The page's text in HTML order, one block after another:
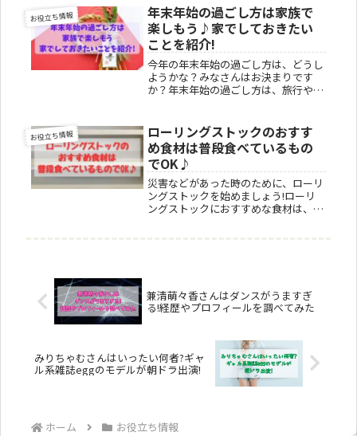
を持たれてしまうのでしょうか?池田
瑛紗さんは、SNSで目が怖い...
お役立ち情報
年末年始の過ごし方は家族で
楽しもう♪家でしておきたい
ことを紹介!
今年の年末年始の過ごし方は、どうし
ようかな？みなさんはお決まりです
か？年末年始の過ごし方は、旅行や家
ゆっくり楽しんでくださいね。家族み
んなで楽しむためと旅行をこれから考
え始...
お役立ち情報
ローリングストックのおすす
め食材は普段食べているもの
でOK♪
災害などがあった時のために、ローリ
ングストックを始めましょう!ローリ
ングストックにおすすめな食材は、乾
兼清萌々香さんはダンスがうますぎ
る!経歴やプロフィールを調べてみた
みりちゃむさんはいったい何者?ギャ
ル系雑誌eggのモデルが朝ドラ出演!
ホーム お役立ち情報